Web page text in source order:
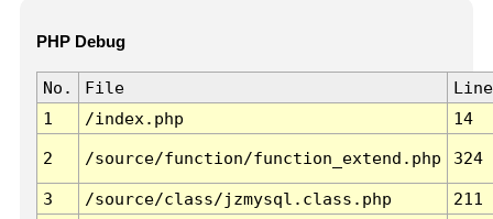
PHP Debug
No. File
Line
1
/index.php 14
2 /source/function/function_extend.php 324
3 /source/class/jzmysql.class.php
211